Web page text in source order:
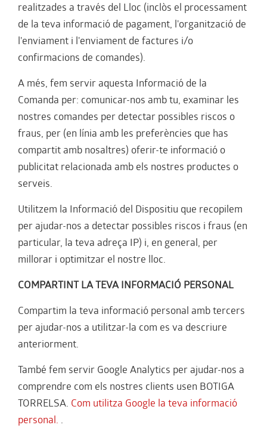
realitzades a través del Lloc (inclòs el processament
de la teva informació de pagament, l'organització de
l'enviament i l'enviament de factures i/o
confirmacions de comandes).
A més, fem servir aquesta Informació de la
Comanda per: comunicar-nos amb tu, examinar les
nostres comandes per detectar possibles riscos o
fraus, per (en línia amb les preferències que has
compartit amb nosaltres) oferir-te informació o
publicitat relacionada amb els nostres productes o
serveis.
Utilitzem la Informació del Dispositiu que recopilem
per ajudar-nos a detectar possibles riscos i fraus (en
particular, la teva adreça IP) i, en general, per
millorar i optimitzar el nostre lloc.
COMPARTINT LA TEVA INFORMACIÓ PERSONAL
Compartim la teva informació personal amb tercers
per ajudar-nos a utilitzar-la com es va descriure
anteriorment.
També fem servir Google Analytics per ajudar-nos a
comprendre com els nostres clients usen BOTIGA
TORRELSA. Com utilitza Google la teva informació
personal. .